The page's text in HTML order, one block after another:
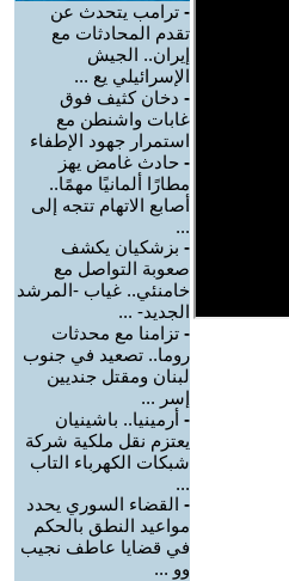
- ترامب يتحدث عن
تقدم المحادثات مع
إيران.. الجيش
الإسرائيلي يع ...
- دخان كثيف فوق
غابات واشنطن مع
استمرار جهود الإطفاء
- حادث غامض يهز
مطارًا ألمانيًا مهمًا..
أصابع الاتهام تتجه إلى
...
- بزشكيان يكشف
صعوبة التواصل مع
خامنئي.. غياب -المرشد
الجديد- ...
- تزامنا مع محدثات
روما.. تصعيد في جنوب
لبنان ومقتل جنديين
إسر ...
- أرمينيا.. باشينيان
يعتزم نقل ملكية شركة
شبكات الكهرباء التاب
...
- القضاء السوري يحدد
مواعيد النطق بالحكم
في قضايا عاطف نجيب
وو ...